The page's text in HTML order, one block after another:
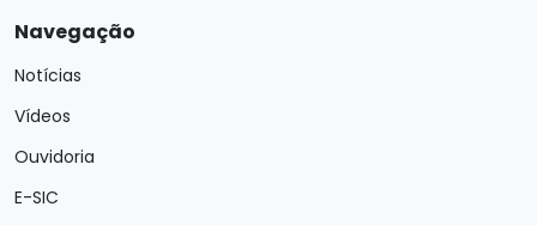
Navegação
Notícias
Vídeos
Ouvidoria
E-SIC